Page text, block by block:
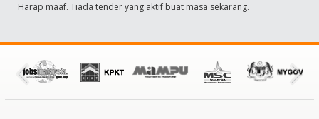
Harap maaf. Tiada tender yang aktif buat masa sekarang.